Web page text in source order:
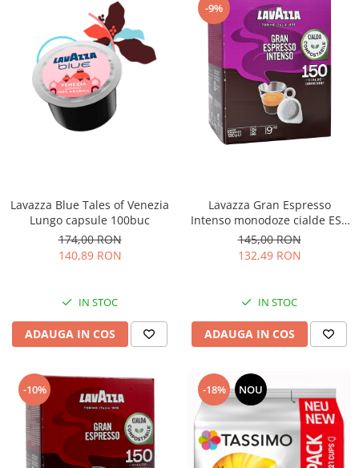
Lavazza Blue Tales of Venezia
Lungo capsule 100buc
174,00 RON
140,89 RON
IN STOC
ADAUGA IN COS
-9%
Lavazza Gran Espresso
Intenso monodoze cialde ESE
150buc
145,00 RON
132,49 RON
IN STOC
ADAUGA IN COS
-10% -18% NOU